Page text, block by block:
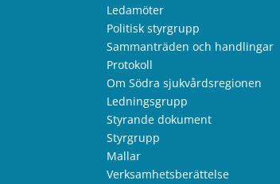
Ledamöter
Politisk styrgrupp
Sammanträden och handlingar
Protokoll
Om Södra sjukvårdsregionen
Ledningsgrupp
Styrande dokument
Styrgrupp
Mallar
Verksamhetsberättelse